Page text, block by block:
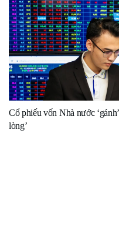
Cổ phiếu vốn Nhà nước
lòng’